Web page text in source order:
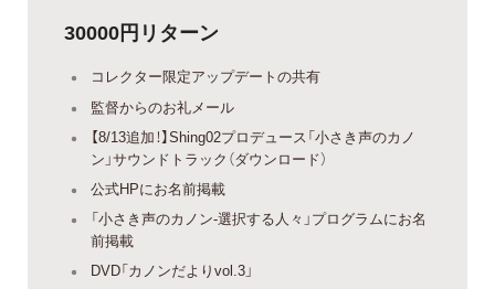
30000円リターン
コレクター限定アップデートの共有
監督からのお礼メール
【8/13追加！】Shing02プロデュース「小さき声のカノ
ン」サウンドトラック（ダウンロード）
公式HPにお名前掲載
「小さき声のカノン-選択する人々」プログラムにお名
前掲載
DVD「カノンだよりvol.3」